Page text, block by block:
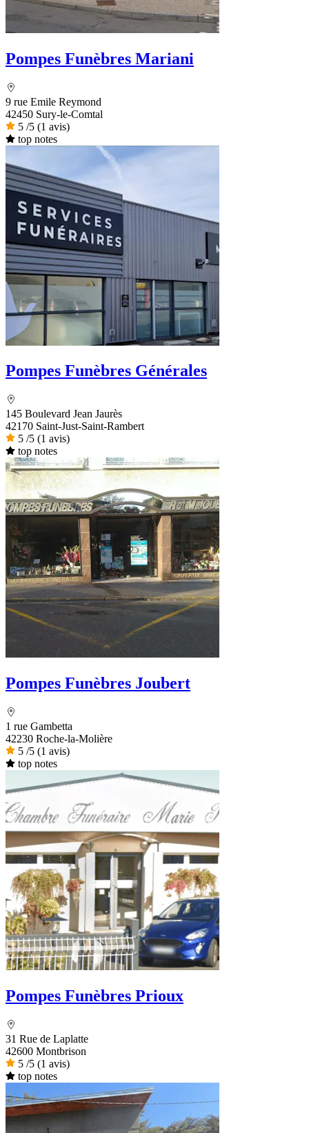
Pompes Funèbres Mariani
9 rue Emile Reymond
42450 Sury-le-Comtal
5 /5 (1 avis)
top notes
Pompes Funèbres Générales
145 Boulevard Jean Jaurès
42170 Saint-Just-Saint-Rambert
5 /5 (1 avis)
top notes
Pompes Funèbres Joubert
1 rue Gambetta
42230 Roche-la-Molière
5 /5 (1 avis)
top notes
Pompes Funèbres Prioux
31 Rue de Laplatte
42600 Montbrison
5 /5 (1 avis)
top notes